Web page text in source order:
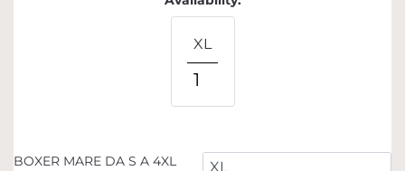
XL
1
BOXER MARE DA S A 4XL